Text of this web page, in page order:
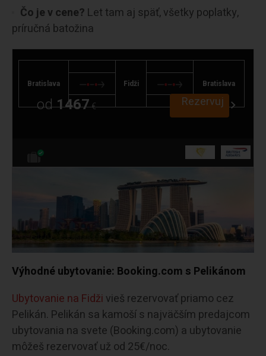
Čo je v cene? Let tam aj späť, všetky poplatky,
príručná batožina
Bratislava Fidži Bratislava
od1467€ Rezervuj
Výhodné ubytovanie: Booking.com s Pelikánom
Ubytovanie na Fidži vieš rezervovať priamo cez
Pelikán. Pelikán sa kamoší s najväčším predajcom
ubytovania na svete (Booking.com) a ubytovanie
môžeš rezervovať už od 25€/noc.